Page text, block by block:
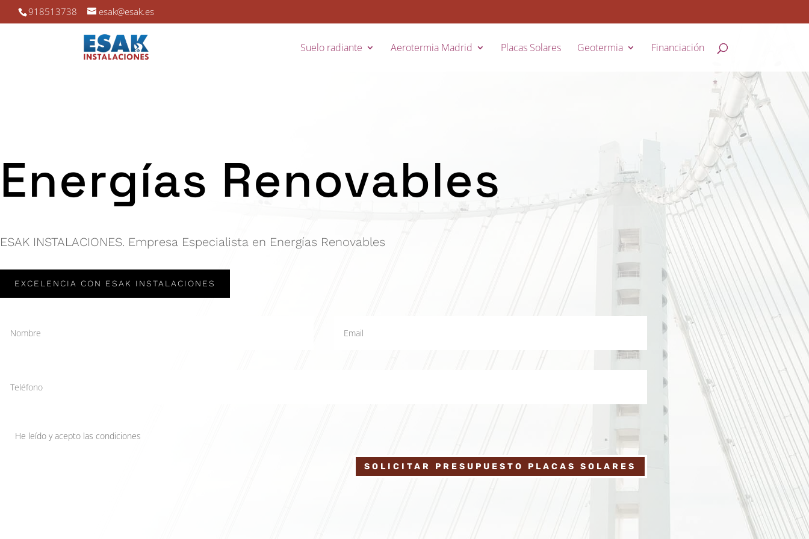
918513738 esak@esak.es
Suelo radiante Aerotermia Madrid Placas Solares Geotermia Financiación
Energías Renovables
ESAK INSTALACIONES. Empresa Especialista en Energías Renovables
EXCELENCIA CON ESAK INSTALACIONES
He leído y acepto las condiciones
SOLICITAR PRESUPUESTO PLACAS SOLARES